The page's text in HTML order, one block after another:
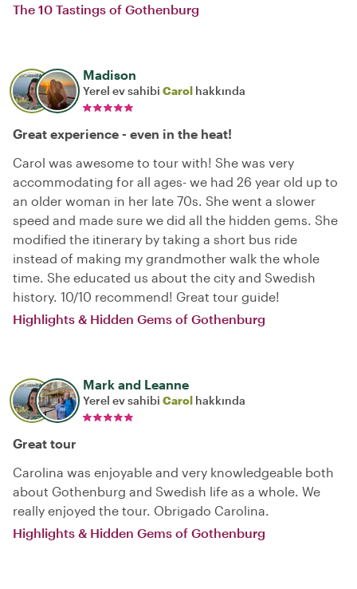
The 10 Tastings of Gothenburg
Madison
Yerel ev sahibi Carol hakkında
Great experience - even in the heat!
Carol was awesome to tour with! She was very
accommodating for all ages- we had 26 year old up to
an older woman in her late 70s. She went a slower
speed and made sure we did all the hidden gems. She
modified the itinerary by taking a short bus ride
instead of making my grandmother walk the whole
time. She educated us about the city and Swedish
history. 10/10 recommend! Great tour guide!
Highlights & Hidden Gems of Gothenburg
Mark and Leanne
Yerel ev sahibi Carol hakkında
Great tour
Carolina was enjoyable and very knowledgeable both
about Gothenburg and Swedish life as a whole. We
really enjoyed the tour. Obrigado Carolina.
Highlights & Hidden Gems of Gothenburg